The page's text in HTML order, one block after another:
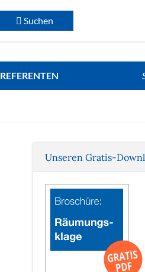
Suchen
REFERENTEN
Unseren Gratis-